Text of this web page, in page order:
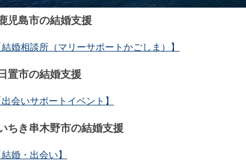
児島市の結婚支援
結婚相談所（マリーサポートかごしま）】
日置市の結婚支援
出会いサポートイベント】
ちき串木野市の結婚支援
結婚・出会い】